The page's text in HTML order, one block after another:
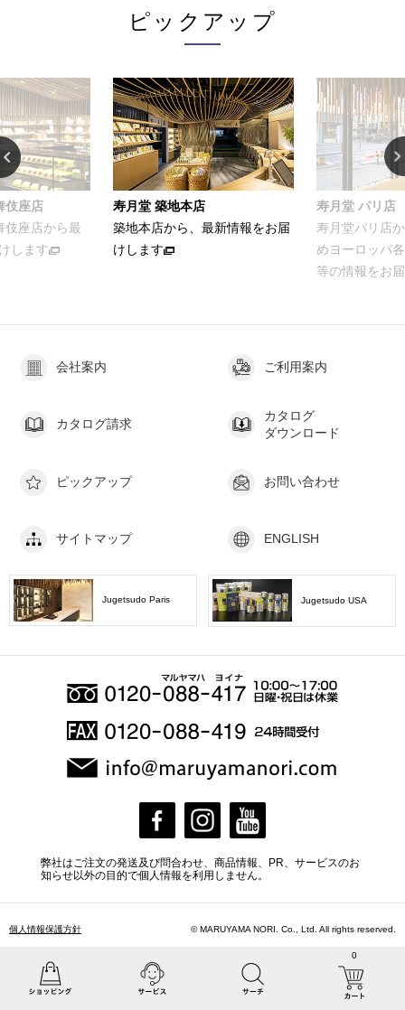
ピックアップ
新情報をお届
寿月堂 パリ店
寿月堂パリ店から、パリをはじ
めヨーロッパ各国のお得意さま
お家でカンタ
お茶をおいし
ける簡単レシ
0
会社案内 ご利用案内
カタログ請求
カタログ
ダウンロード
ピックアップ お問い合わせ
サイトマップ ENGLISH
Jugetsudo Paris Jugetsudo USA
弊社はご注文の発送及び問合わせ、商品情報、PR、サービスのお
知らせ以外の目的で個人情報を利用しません。
個人情報保護方針 © MARUYAMA NORI. Co., Ltd. All rights reserved.